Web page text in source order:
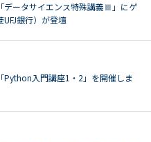
データサイエンス特殊講義Ⅲ」にゲ
銀行）が登壇
Python入門講座1・2」を開催しま